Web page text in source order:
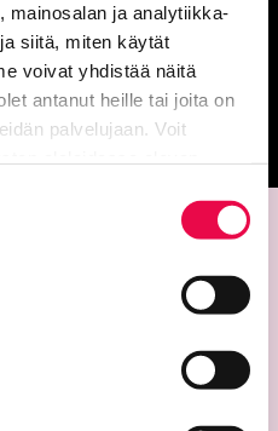
mainosalan ja analytiikka-
siitä, miten käytät
voivat yhdistää näitä
antanut heille tai joita on
palvelujaan. Voit
Siirtyy ulkoiselle